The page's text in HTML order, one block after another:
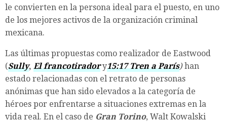
le convierten en la persona ideal para el puesto, en uno
de los mejores activos de la organización criminal
mexicana.
Las últimas propuestas como realizador de Eastwood
(Sully, El francotirador y15:17 Tren a París)han
estado relacionadas con el retrato de personas
anónimas que han sido elevados a la categoría de
héroes por enfrentarse a situaciones extremas en la
vida real. En el caso de Gran Torino, Walt Kowalski